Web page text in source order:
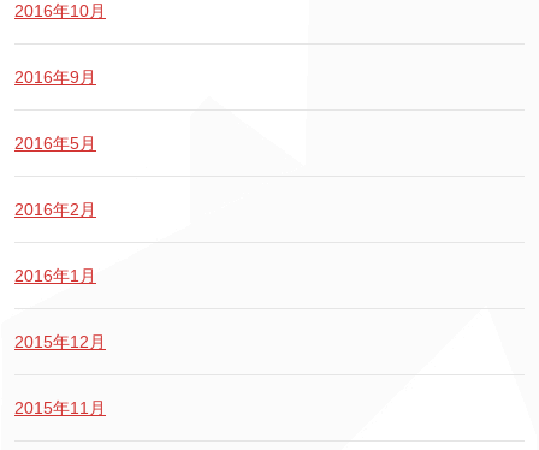
2016年10月
2016年9月
2016年5月
2016年2月
2016年1月
2015年12月
2015年11月